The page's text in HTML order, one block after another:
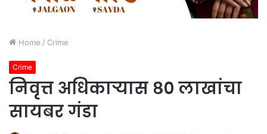
Home / Crime
Crime
निवृत्त अधिकाऱ्यास ८० लाखांचा
सायबर गंडा